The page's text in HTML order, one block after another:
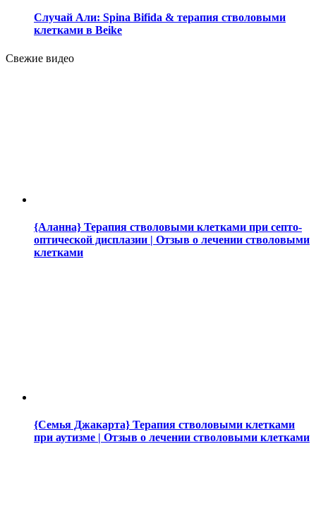
Случай Али: Spina Bifida & терапия стволовыми
клетками в Beike
Свежие видео
{Аланна} Терапия стволовыми клетками при септо-
оптической дисплазии | Отзыв о лечении стволовыми
клетками
{Семья Джакарта} Терапия стволовыми клетками
при аутизме | Отзыв о лечении стволовыми клетками